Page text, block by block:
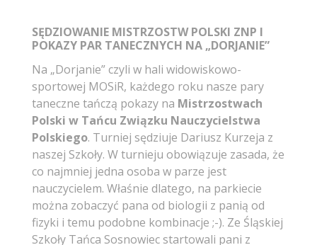
SĘDZIOWANIE MISTRZOSTW POLSKI ZNP I
POKAZY PAR TANECZNYCH NA „DORJANIE”
Na „Dorjanie” czyli w hali widowiskowo-
sportowej MOSiR, każdego roku nasze pary
taneczne tańczą pokazy na Mistrzostwach
Polski w Tańcu Związku Nauczycielstwa
Polskiego. Turniej sędziuje Dariusz Kurzeja z
naszej Szkoły. W turnieju obowiązuje zasada, że
co najmniej jedna osoba w parze jest
nauczycielem. Właśnie dlatego, na parkiecie
można zobaczyć pana od biologii z panią od
fizyki i temu podobne kombinacje ;-). Ze Śląskiej
Szkoły Tańca Sosnowiec startowali pani z